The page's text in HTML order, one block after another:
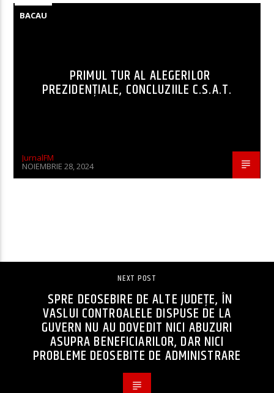
BACAU
PRIMUL TUR AL ALEGERILOR
PREZIDENȚIALE, CONCLUZIILE C.S.A.T.
JurnalFM
NOIEMBRIE 28, 2024
NEXT POST
SPRE DEOSEBIRE DE ALTE JUDEȚE, ÎN
VASLUI CONTROALELE DISPUSE DE LA
GUVERN NU AU DOVEDIT NICI ABUZURI
ASUPRA BENEFICIARILOR, DAR NICI
PROBLEME DEOSEBITE DE ADMINISTRARE